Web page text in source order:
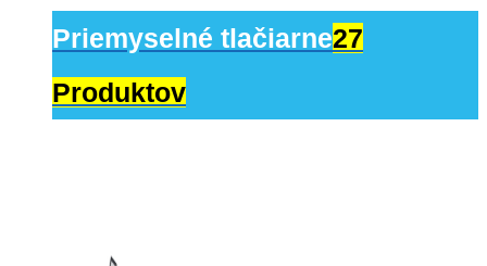
Priemyselné tlačiarne27
Produktov